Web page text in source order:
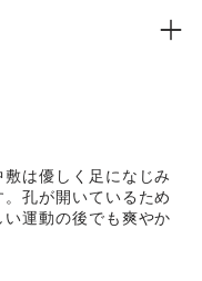
は優しく足になじみ
孔が開いているため
運動の後でも爽やか